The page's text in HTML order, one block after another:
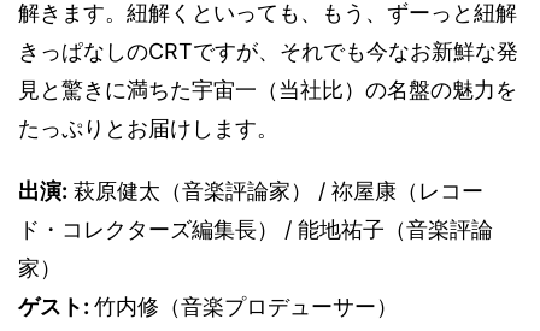
解きます。紐解くといっても、もう、ずーっと紐解
きっぱなしのCRTですが、それでも今なお新鮮な発
見と驚きに満ちた宇宙一（当社比）の名盤の魅力を
たっぷりとお届けします。
出演: 萩原健太（音楽評論家） / 祢屋康（レコー
ド・コレクターズ編集長） / 能地祐子（音楽評論
家）
ゲスト: 竹内修（音楽プロデューサー）